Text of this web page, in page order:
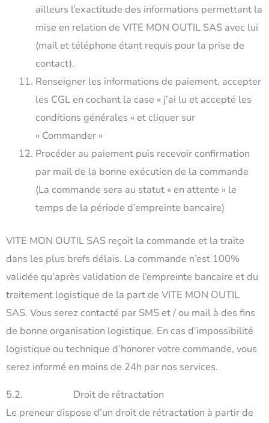
ailleurs l’exactitude des informations permettant la
mise en relation de VITE MON OUTIL SAS avec lui
(mail et téléphone étant requis pour la prise de
contact).
Renseigner les informations de paiement, accepter
les CGL en cochant la case « j’ai lu et accepté les
conditions générales » et cliquer sur
« Commander »
Procéder au paiement puis recevoir confirmation
par mail de la bonne exécution de la commande
(La commande sera au statut « en attente » le
temps de la période d’empreinte bancaire)
VITE MON OUTIL SAS reçoit la commande et la traite
dans les plus brefs délais. La commande n’est 100%
validée qu’après validation de l’empreinte bancaire et du
traitement logistique de la part de VITE MON OUTIL
SAS. Vous serez contacté par SMS et / ou mail à des fins
de bonne organisation logistique. En cas d’impossibilité
logistique ou technique d’honorer votre commande, vous
serez informé en moins de 24h par nos services.
5.2. Droit de rétractation
Le preneur dispose d’un droit de rétractation à partir de